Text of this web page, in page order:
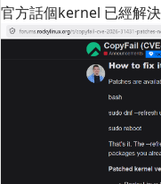
官方話個kernel 已經解